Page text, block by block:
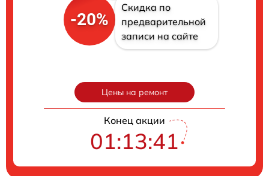
-20%
Скидка по
предварительной
записи на сайте
Цены на ремонт
Конец акции
01:13:40